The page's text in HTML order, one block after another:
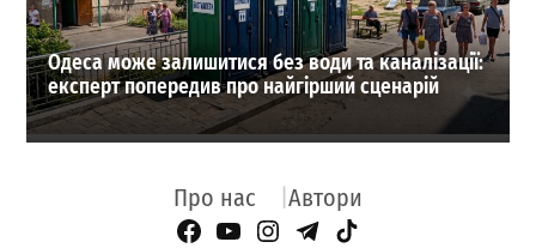
Одеса може залишитися без води та каналізації:
експерт попередив про найгірший сценарій
Про нас Автори
Facebook Page
YouTube
Instagram
Telegram
TikTok